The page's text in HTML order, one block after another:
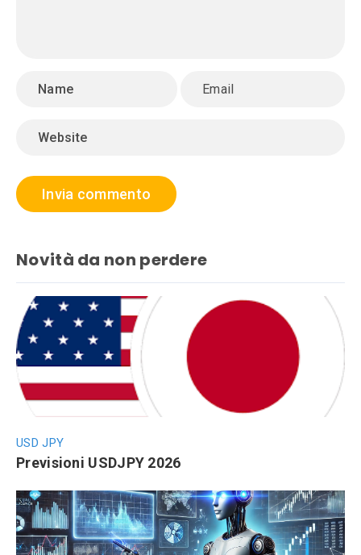
Novità da non perdere
USD JPY
Previsioni USDJPY 2026